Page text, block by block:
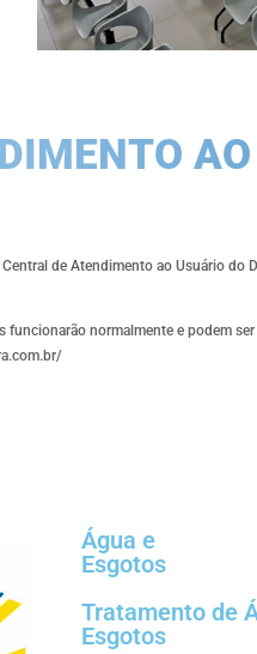
Central de Atendimento ao Usuário
funcionarão normalmente e podem
Água e
Esgotos
Tratamento de
Esgotos